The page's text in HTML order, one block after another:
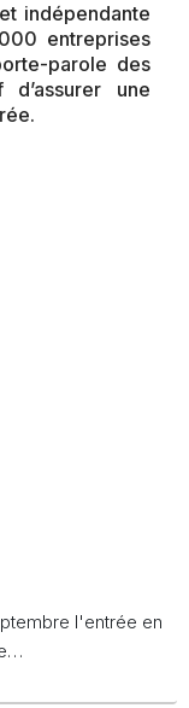
indépendante
entreprises
parole des
une
l'entrée en